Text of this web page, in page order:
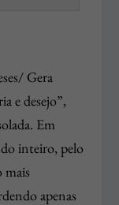
Gera
e desejo”,
Em
inteiro, pelo
apenas